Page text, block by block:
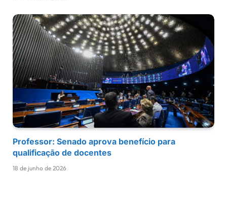
Professor: Senado aprova benefício para
qualificação de docentes
18 de junho de 2026